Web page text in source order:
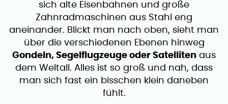
sich alte Eisenbahnen und große
Zahnradmaschinen aus Stahl eng
aneinander. Blickt man nach oben, sieht man
über die verschiedenen Ebenen hinweg
Gondeln, Segelflugzeuge oder Satelliten aus
dem Weltall. Alles ist so groß und nah, dass
man sich fast ein bisschen klein daneben
fühlt.